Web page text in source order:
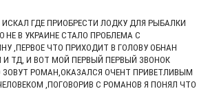
ГДЕ ПРИОБРЕСТИ ЛОДКУ ДЛЯ РЫБАЛКИ
НЕ В УКРАИНЕ СТАЛО ПРОБЛЕМА С
,ПЕРВОЕ ЧТО ПРИХОДИТ В ГОЛОВУ ОБНАН
ТД, И ВОТ МОЙ ПЕРВЫЙ ПЕРВЫЙ ЗВОНОК
ЗОВУТ РОМАН,ОКАЗАЛСЯ ОЧЕНТ ПРИВЕТЛИВЫМ
,ПОГОВОРИВ С РОМАНОВ Я ПОНЯЛ ЧТО